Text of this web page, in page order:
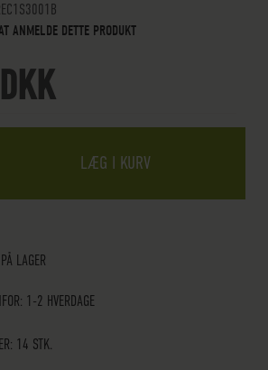
ANMELDE DETTE PRODUKT
LÆG I KURV
PÅ LAGER
1-2 HVERDAGE
14 STK.